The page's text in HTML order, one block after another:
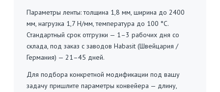
Параметры ленты: толщина 1,8 мм, ширина до 2400
мм, нагрузка 1,7 Н/мм, температура до 100 °C.
Стандартный срок отгрузки — 1–3 рабочих дня со
склада, под заказ с заводов Habasit (Швейцария /
Германия) — 21–45 дней.
Для подбора конкретной модификации под вашу
задачу пришлите параметры конвейера — длину,